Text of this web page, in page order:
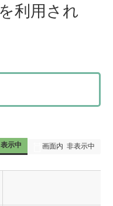
利用され
表示中 画面内 非表示中